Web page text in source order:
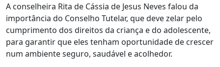
A conselheira Rita de Cássia de Jesus Neves falou da
importância do Conselho Tutelar, que deve zelar pelo
cumprimento dos direitos da criança e do adolescente,
para garantir que eles tenham oportunidade de crescer
num ambiente seguro, saudável e acolhedor.